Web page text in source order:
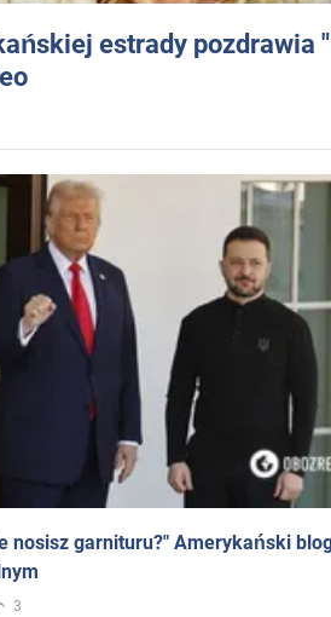
estrady pozdrawia
nosisz garnituru?" Amerykański
3